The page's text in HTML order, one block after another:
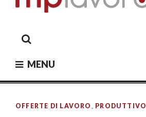
Lavoro Modena
MENU
OFFERTE DI LAVORO , PRODUTTIVO